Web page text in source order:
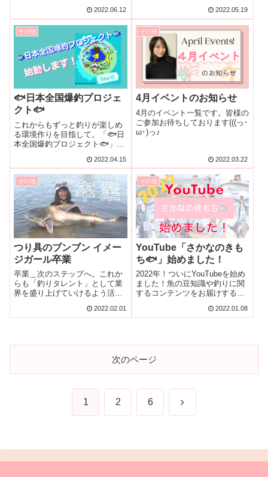
2022.06.12 2022.05.19
その他
🐟日本全国爆釣プロジェ
クト🐟
これからもずっと釣りが楽しめ
る環境作りを目指して。「🐟日
本全国爆釣プロジェクト🐟」ス
2022.04.15
その他
4月イベントのお知らせ
4月のイベント一覧です。皆様の
ご参加お待ちしております(((っ･
ω･)っ♪
2022.03.22
その他
つり具のブンブン イメー
ジガール卒業
卒業＿次のステップへ。これか
らも「釣りタレント」として業
界を盛り上げていけるよう活動
2022.02.01
その他
YouTube「さかなのきも
ち🐟」始めました！
2022年！ついにYouTubeを始め
ました！魚の豆知識や釣りに関
するコンテンツをお届けするチ
2022.01.08
次のページ
1 2 6 次